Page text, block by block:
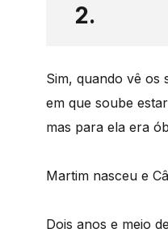
2.
Sim, quando vê os
em que soube
mas para ela era
Martim nasceu e
Dois anos e meio